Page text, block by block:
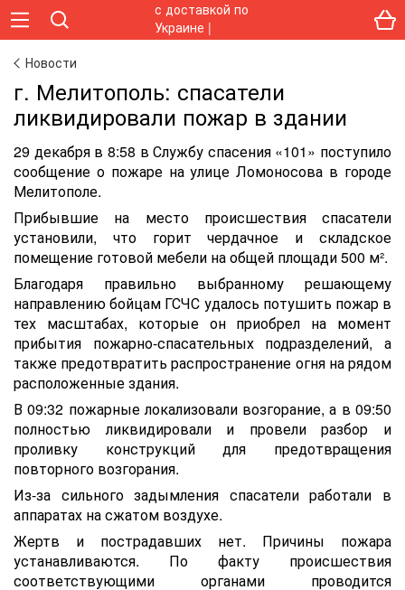
Новости
г. Мелитополь: спасатели
ликвидировали пожар в здании
29 декабря в 8:58 в Службу спасения «101» поступило
сообщение о пожаре на улице Ломоносова в городе
Мелитополе.
Прибывшие на место происшествия спасатели
установили, что горит чердачное и складское
помещение готовой мебели на общей площади 500 м².
Благодаря правильно выбранному решающему
направлению бойцам ГСЧС удалось потушить пожар в
тех масштабах, которые он приобрел на момент
прибытия пожарно-спасательных подразделений, а
также предотвратить распространение огня на рядом
расположенные здания.
В 09:32 пожарные локализовали возгорание, а в 09:50
полностью ликвидировали и провели разбор и
проливку конструкций для предотвращения
повторного возгорания.
Из-за сильного задымления спасатели работали в
аппаратах на сжатом воздухе.
Жертв и пострадавших нет. Причины пожара
устанавливаются. По факту происшествия
соответствующими органами проводится